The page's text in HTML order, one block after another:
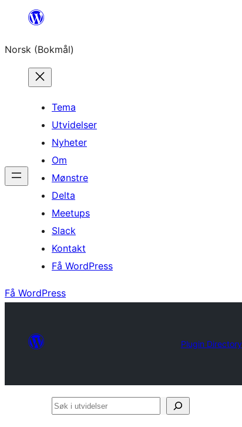
Hopp
innhold
Norsk (Bokmål)
Tema
Utvidelser
Nyheter
Om
Mønstre
Delta
Meetups
Slack
Kontakt
Få WordPress
Få WordPress
Plugin Directory
Søk